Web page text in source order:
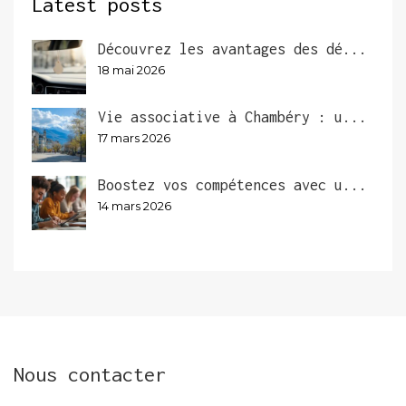
Découvrez les avantages des dé...
18 mai 2026
Vie associative à Chambéry : u...
17 mars 2026
Boostez vos compétences avec u...
14 mars 2026
Nous contacter